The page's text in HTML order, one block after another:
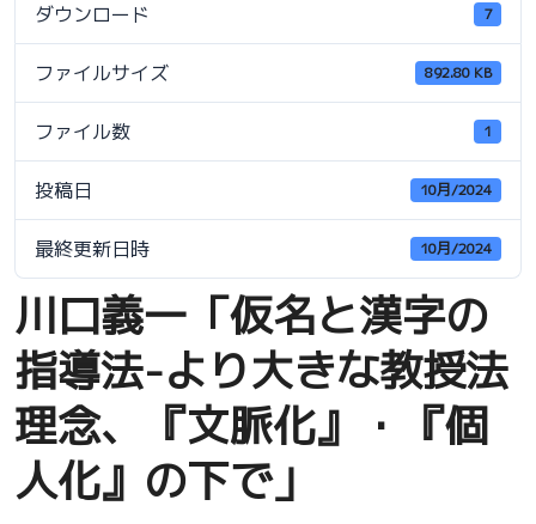
ダウンロード 7
ファイルサイズ 892.80 KB
ファイル数 1
投稿日 10月/2024
最終更新日時 10月/2024
川口義一「仮名と漢字の
指導法-より大きな教授法
理念、『文脈化』・『個
人化』の下で」